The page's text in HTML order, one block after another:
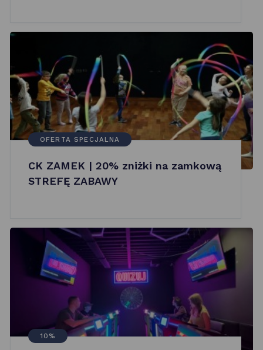
OFERTA SPECJALNA
CK ZAMEK | 20% zniżki na zamkową
STREFĘ ZABAWY
10%